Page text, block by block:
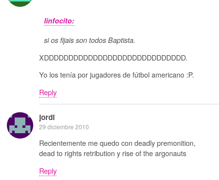
linfocito:
si os fijais son todos Baptista.
XDDDDDDDDDDDDDDDDDDDDDDDDDDDDD.
Yo los tenía por jugadores de fútbol americano :P.
Reply
jordi
29 diciembre 2010
Recientemente me quedo con deadly premonition,
dead to rights retribution y rise of the argonauts
Reply